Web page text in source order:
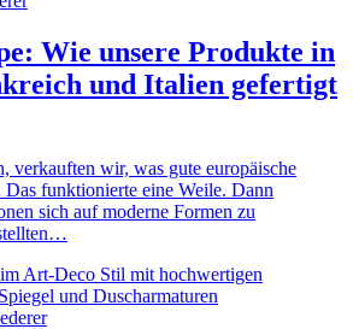
Wie unsere Produkte in
und Italien gefertigt
verkauften wir, was gute europäische
funktionierte eine Weile. Dann
sich auf moderne Formen zu